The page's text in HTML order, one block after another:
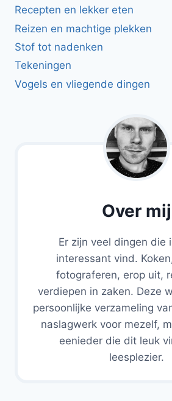
Recepten en lekker eten
Reizen en machtige plekken
Stof tot nadenken
Tekeningen
Vogels en vliegende dingen
Over mij
Er zijn veel dingen die
interessant vind.
fotograferen, erop uit,
verdiepen in zaken. Deze
persoonlijke verzameling
naslagwerk voor mezelf,
eenieder die dit leuk
leesplezier.